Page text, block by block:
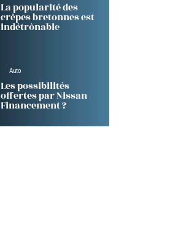
La popularité des
crêpes bretonnes est
indétrônable
Auto
Les possibilités
offertes par Nissan
Financement ?